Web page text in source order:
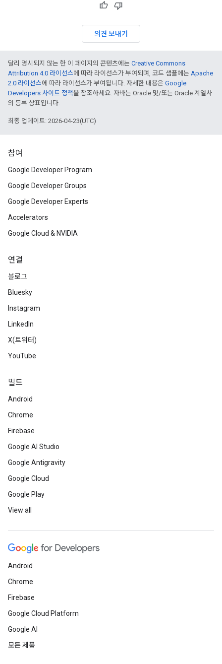
의견 보내기
달리 명시되지 않는 한 이 페이지의 콘텐츠에는 Creative Commons
Attribution 4.0 라이선스에 따라 라이선스가 부여되며, 코드 샘플에는 Apache
2.0 라이선스에 따라 라이선스가 부여됩니다. 자세한 내용은 Google
Developers 사이트 정책을 참조하세요. 자바는 Oracle 및/또는 Oracle 계열사
의 등록 상표입니다.
최종 업데이트: 2026-04-23(UTC)
참여
Google Developer Program
Google Developer Groups
Google Developer Experts
Accelerators
Google Cloud & NVIDIA
연결
블로그
Bluesky
Instagram
LinkedIn
X(트위터)
YouTube
빌드
Android
Chrome
Firebase
Google AI Studio
Google Antigravity
Google Cloud
Google Play
View all
Android
Chrome
Firebase
Google Cloud Platform
Google AI
모든 제품